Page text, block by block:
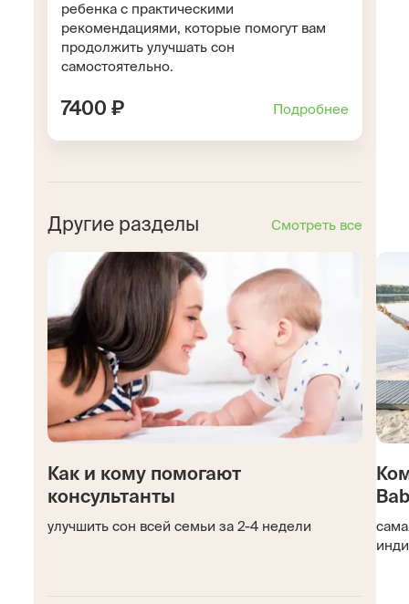
ребенка с практическими
рекомендациями, которые помогут вам
продолжить улучшать сон
самостоятельно.
7400 ₽ Подробнее
Другие разделы Смотреть все
Как и кому помогают
консультанты
улучшить сон всей семьи за 2-4 недели